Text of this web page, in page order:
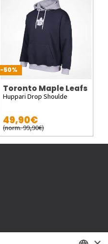
-50%
Toronto Maple Leafs
Huppari Drop Shoulde
49,90€
(norm. 99,90€)